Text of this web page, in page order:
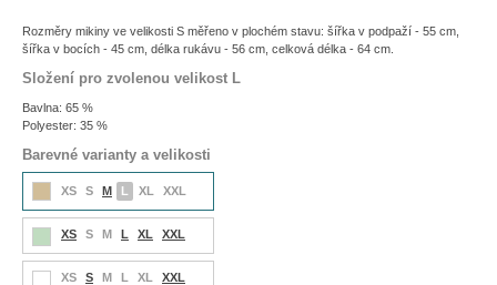
Rozměry mikiny ve velikosti S měřeno v plochém stavu: šířka v podpaží - 55 cm,
šířka v bocích - 45 cm, délka rukávu - 56 cm, celková délka - 64 cm.
Složení pro zvolenou velikost L
Bavlna: 65 %
Polyester: 35 %
Barevné varianty a velikosti
XS S M L XL XXL
XS S M L XL XXL
XS S M L XL XXL